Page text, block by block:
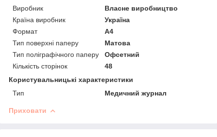
Виробник
Власне виробництво
Країна виробник
Україна
Формат
A4
Тип поверхні паперу
Матова
Тип поліграфічного паперу
Офсетний
Кількість сторінок
48
Користувальницькі характеристики
Тип
Медичний журнал
Приховати